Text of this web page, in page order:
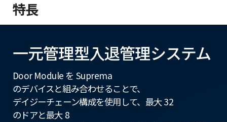
特長
一元管理型入退管理システム
Door Module を Suprema
のデバイスと組み合わせることで、
デイジーチェーン構成を使用して、最大 32
のドアと最大 8